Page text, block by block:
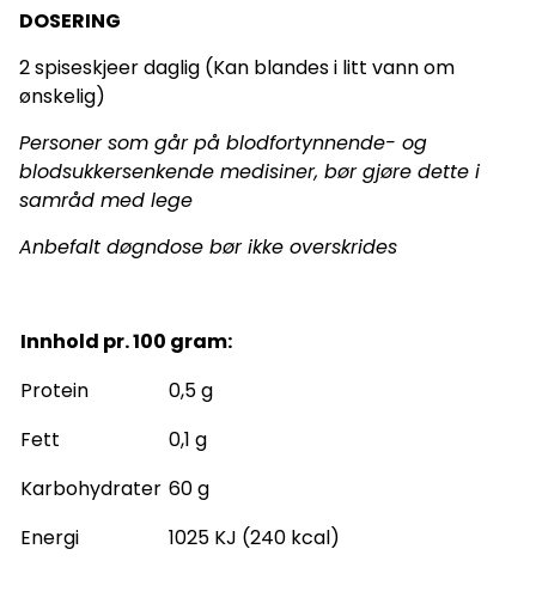
DOSERING
2 spiseskjeer daglig (Kan blandes i litt vann om
ønskelig)
Personer som går på blodfortynnende- og
blodsukkersenkende medisiner, bør gjøre dette i
samråd med lege
Anbefalt døgndose bør ikke overskrides
Innhold pr. 100 gram:
Protein
0,5 g
Fett
0,1 g
Karbohydrater 60 g
Energi
1025 KJ (240 kcal)